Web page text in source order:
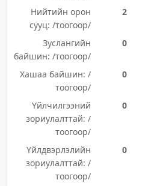
Нийтийн орон
сууц: /тоогоор/
2
Зуслангийн
байшин: /тоогоор/
0
Хашаа байшин: /
тоогоор/
0
Үйлчилгээний
зориулалттай: /
тоогоор/
0
Үйлдвэрлэлийн
зориулалттай: /
тоогоор/
0